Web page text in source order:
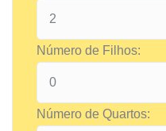
Número de Filhos:
Número de Quartos: